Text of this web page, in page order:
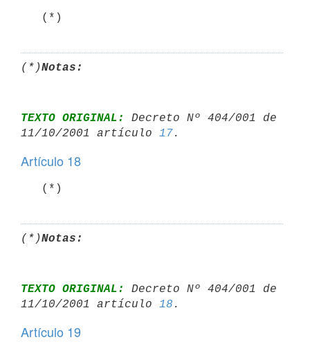
   (*)
(*)Notas:
TEXTO ORIGINAL:
Decreto Nº 404/001 de
11/10/2001 artículo 17
Artículo 18
   (*)
(*)Notas:
TEXTO ORIGINAL:
Decreto Nº 404/001 de
11/10/2001 artículo 18
Artículo 19